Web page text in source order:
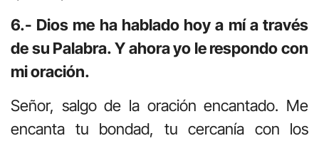
6.- Dios me ha hablado hoy a mí a través
de su Palabra. Y ahora yo le respondo con
mi oración.
Señor, salgo de la oración encantado. Me
encanta tu bondad, tu cercanía con los